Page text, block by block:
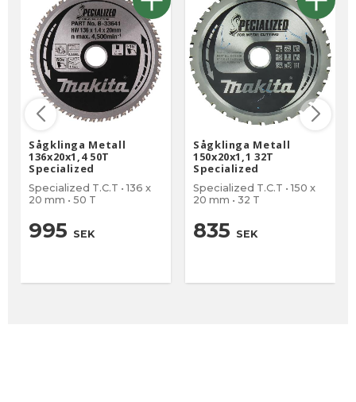
Sågklinga Metall
136x20x1,4 50T
Specialized
Specialized T.C.T • 136 x
20 mm • 50 T
995 SEK
Sågklinga Metall
150x20x1,1 32T
Specialized
Specialized T.C.T • 150 x
20 mm • 32 T
835 SEK